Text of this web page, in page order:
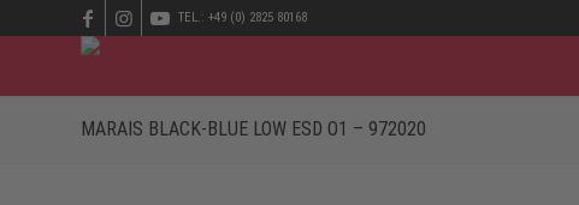
TEL.: +49 (0) 2825 80168
MARAIS BLACK-BLUE LOW ESD O1 – 972020